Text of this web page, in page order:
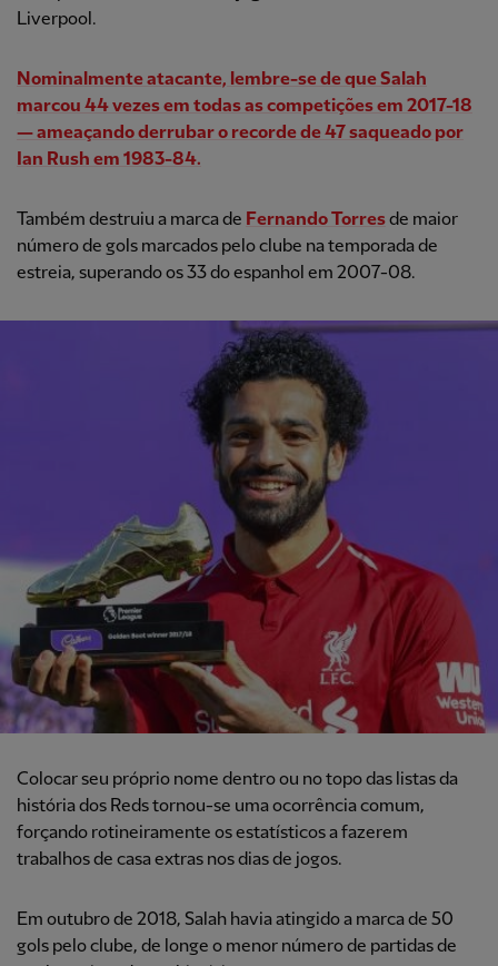
Liverpool.
Nominalmente atacante, lembre-se de que Salah
marcou 44 vezes em todas as competições em 2017-18
— ameaçando derrubar o recorde de 47 saqueado por
Ian Rush em 1983-84.
Também destruiu a marca de Fernando Torresde maior
número de gols marcados pelo clube na temporada de
estreia, superando os 33 do espanhol em 2007-08.
Colocar seu próprio nome dentro ou no topo das listas da
história dos Reds tornou-se uma ocorrência comum,
forçando rotineiramente os estatísticos a fazerem
trabalhos de casa extras nos dias de jogos.
Em outubro de 2018, Salah havia atingido a marca de 50
gols pelo clube, de longe o menor número de partidas de